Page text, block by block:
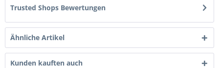
Trusted Shops Bewertungen
Ähnliche Artikel
Kunden kauften auch